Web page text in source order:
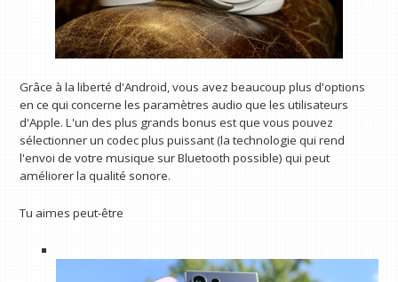
Grâce à la liberté d'Android, vous avez beaucoup plus d'options
en ce qui concerne les paramètres audio que les utilisateurs
d'Apple. L'un des plus grands bonus est que vous pouvez
sélectionner un codec plus puissant (la technologie qui rend
l'envoi de votre musique sur Bluetooth possible) qui peut
améliorer la qualité sonore.
Tu aimes peut-être